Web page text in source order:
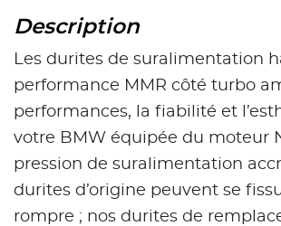
Description
Les durites de suralimentation
performance MMR côté turbo
performances, la fiabilité et
votre BMW équipée du moteur
pression de suralimentation
durites d’origine peuvent se
rompre ; nos durites de